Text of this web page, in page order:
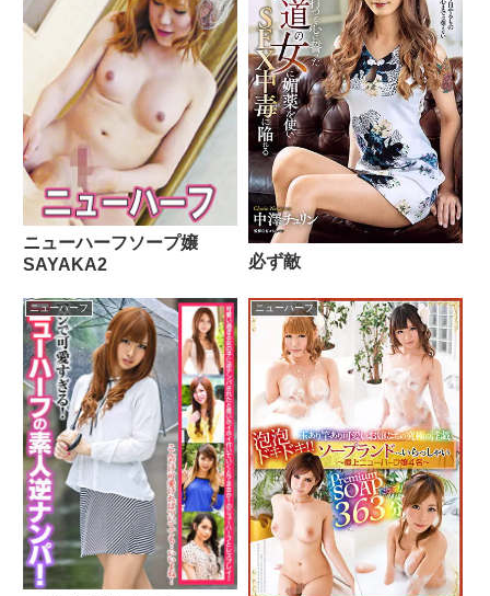
ニューハーフソープ嬢
SAYAKA2
必ず敵
ニューハーフ ニューハーフ